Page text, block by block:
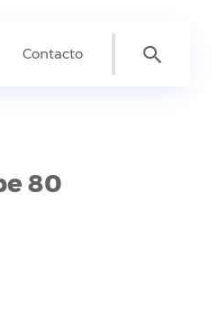
Contacto
80